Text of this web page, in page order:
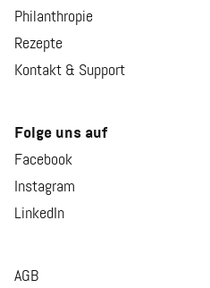
Philanthropie
Rezepte
Kontakt & Support
Folge uns auf
Facebook
Instagram
LinkedIn
AGB